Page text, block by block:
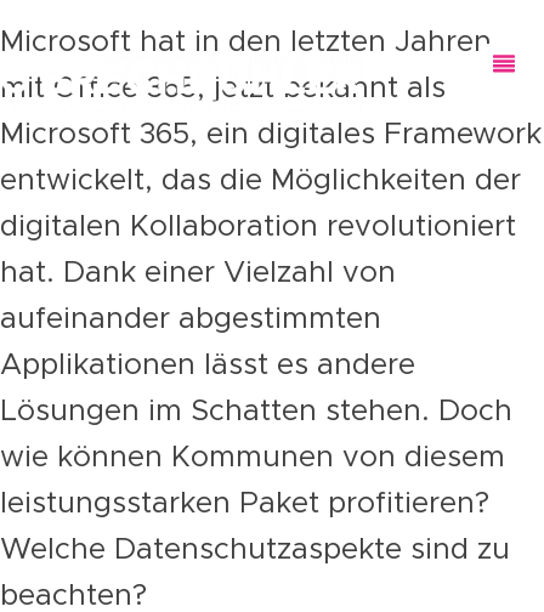
Microsoft hat in den letzten Jahren
mit Office 365, jetzt bekannt als
Microsoft 365, ein digitales Framework
entwickelt, das die Möglichkeiten der
digitalen Kollaboration revolutioniert
hat. Dank einer Vielzahl von
aufeinander abgestimmten
Applikationen lässt es andere
Lösungen im Schatten stehen. Doch
wie können Kommunen von diesem
leistungsstarken Paket profitieren?
Welche Datenschutzaspekte sind zu
beachten?